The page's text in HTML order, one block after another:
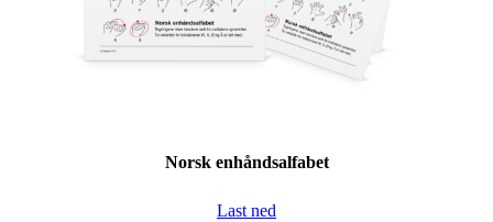
Norsk enhåndsalfabet
Last ned